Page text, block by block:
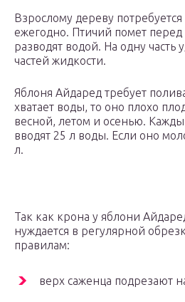
Взрослому дереву
ежегодно. Птичий помет
разводят водой. На одну часть
частей жидкости.
Яблоня Айдаред требует
хватает воды, то оно плохо
весной, летом и осенью.
вводят 25 л воды. Если оно
л.
Так как крона у яблони
нуждается в регулярной
правилам:
верх саженца подрезают